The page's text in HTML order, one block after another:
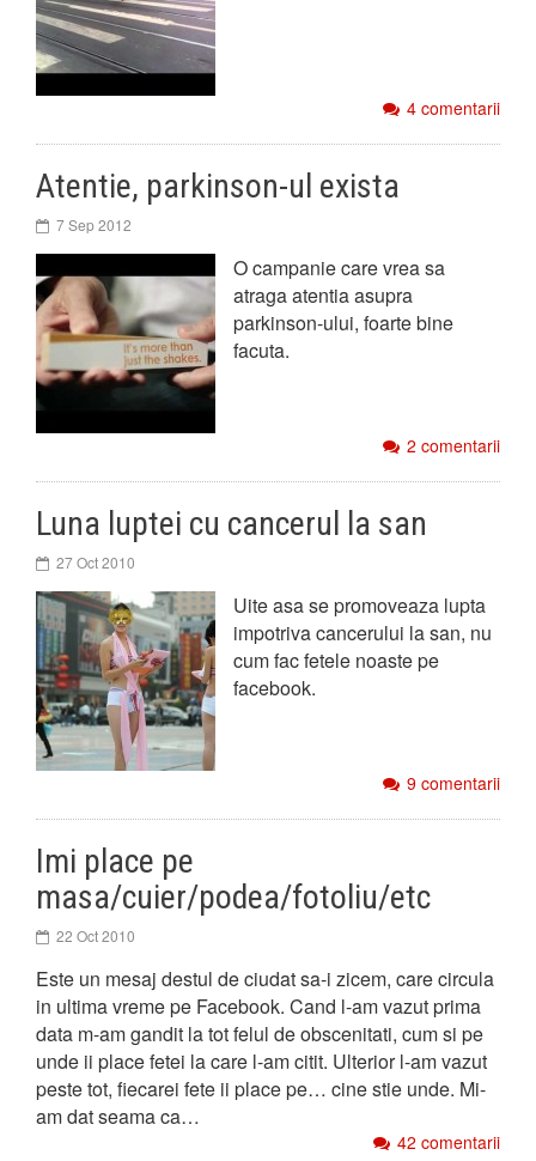
4 comentarii
Atentie, parkinson-ul exista
7 Sep 2012
O campanie care vrea sa
atraga atentia asupra
parkinson-ului, foarte bine
facuta.
2 comentarii
Luna luptei cu cancerul la san
27 Oct 2010
Uite asa se promoveaza lupta
impotriva cancerului la san, nu
cum fac fetele noaste pe
facebook.
9 comentarii
Imi place pe
masa/cuier/podea/fotoliu/etc
22 Oct 2010
Este un mesaj destul de ciudat sa-i zicem, care circula
in ultima vreme pe Facebook. Cand l-am vazut prima
data m-am gandit la tot felul de obscenitati, cum si pe
unde ii place fetei la care l-am citit. Ulterior l-am vazut
peste tot, fiecarei fete ii place pe… cine stie unde. Mi-
am dat seama ca…
42 comentarii